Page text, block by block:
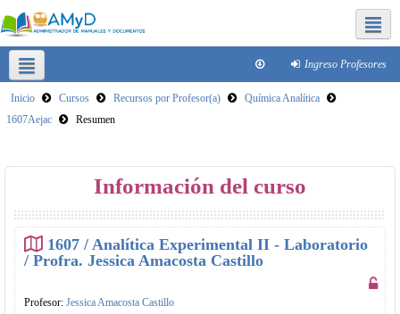
Ingreso Profesores
Plataformas para clases virtuales Reducir tamaño de archivos
Inicio Cursos Recursos por Profesor(a)
Química Analítica
1607Aejac
Resumen
Información del curso
1607 / Analítica Experimental II - Laboratorio
/ Profra. Jessica Amacosta Castillo
Profesor: Jessica Amacosta Castillo